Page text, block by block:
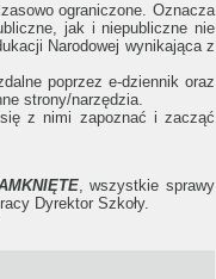
ograniczone. Oznacza
jak i niepubliczne nie
Narodowej wynikająca z
poprzez e-dziennik oraz
strony/narzędzia.
z nimi zapoznać i zacząć
, wszystkie sprawy
Dyrektor Szkoły.